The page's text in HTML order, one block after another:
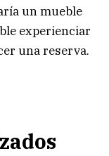
un mueble
experienciar
una reserva.